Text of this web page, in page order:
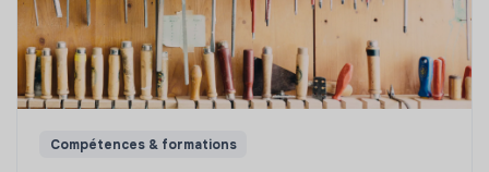
Compétences & formations